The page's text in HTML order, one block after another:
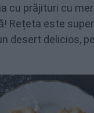
cu prăjituri cu
Rețeta este
desert delicios,